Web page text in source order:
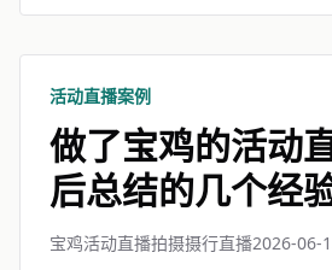
活动直播案例
做了宝鸡的活动
后总结的几个经
宝鸡活动直播拍摄摄行直播2026-06-